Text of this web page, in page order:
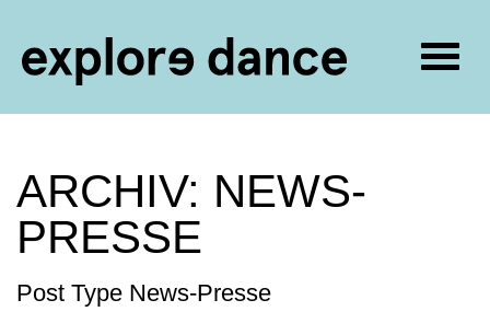
ARCHIV: NEWS-
PRESSE
Post Type News-Presse